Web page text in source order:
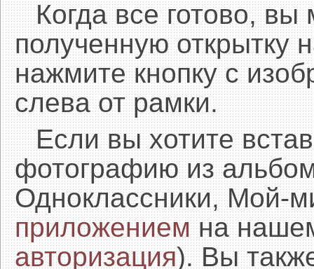
Когда все готово,
полученную открытку
нажмите кнопку с
слева от рамки.
Если вы хотите
фотографию из
Одноклассники, Мой-
приложениемна нашем
авторизация). Вы